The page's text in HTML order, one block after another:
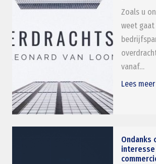
Zoals u
weet
vanaf…
Lees meer
Ondanks
interesse